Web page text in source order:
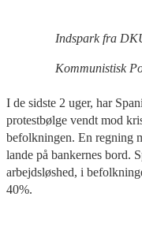
Indspark fra
Kommunistisk
I de sidste 2 uger, har
protestbølge vendt mod
befolkningen. En regning
lande på bankernes bord.
arbejdsløshed, i
40%.